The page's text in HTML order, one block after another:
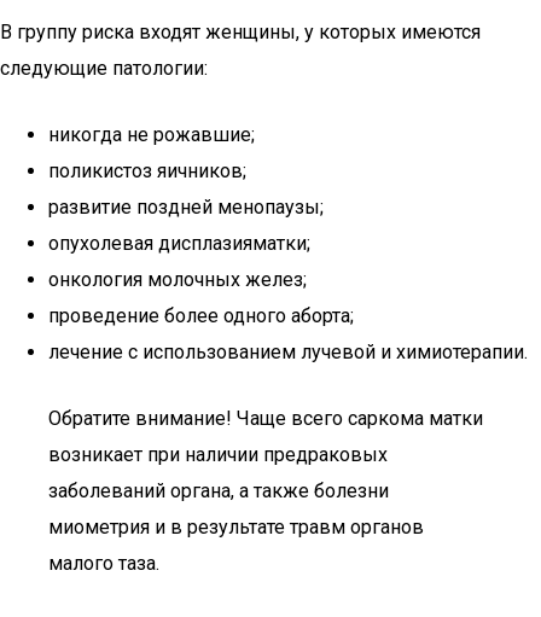
В группу риска входят женщины, у которых имеются
следующие патологии:
никогда не рожавшие;
поликистоз яичников;
развитие поздней менопаузы;
опухолевая дисплазияматки;
онкология молочных желез;
проведение более одного аборта;
лечение с использованием лучевой и химиотерапии.
Обратите внимание! Чаще всего саркома матки
возникает при наличии предраковых
заболеваний органа, а также болезни
миометрия и в результате травм органов
малого таза.